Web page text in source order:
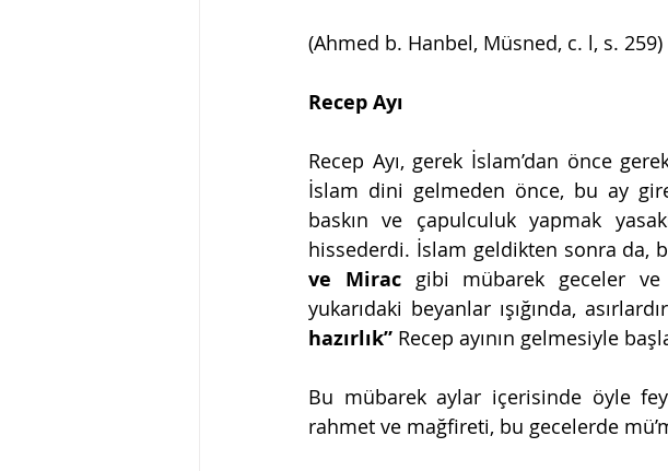
(Ahmed b. Hanbel, Müsned, c. l, s. 259)
Recep Ayı
Recep Ayı, gerek İslam’dan önce
İslam dini gelmeden önce, bu ay
baskın ve çapulculuk yapmak
hissederdi. İslam geldikten sonra da,
ve Mirac gibi mübarek geceler ve
yukarıdaki beyanlar ışığında,
hazırlık” Recep ayının gelmesiyle
Bu mübarek aylar içerisinde öyle
rahmet ve mağfireti, bu gecelerde